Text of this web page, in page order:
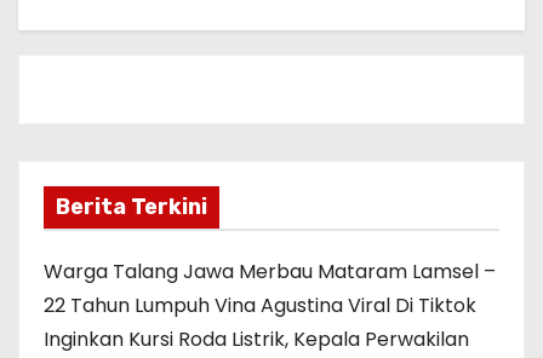
Berita Terkini
Warga Talang Jawa Merbau Mataram Lamsel –
22 Tahun Lumpuh Vina Agustina Viral Di Tiktok
Inginkan Kursi Roda Listrik, Kepala Perwakilan